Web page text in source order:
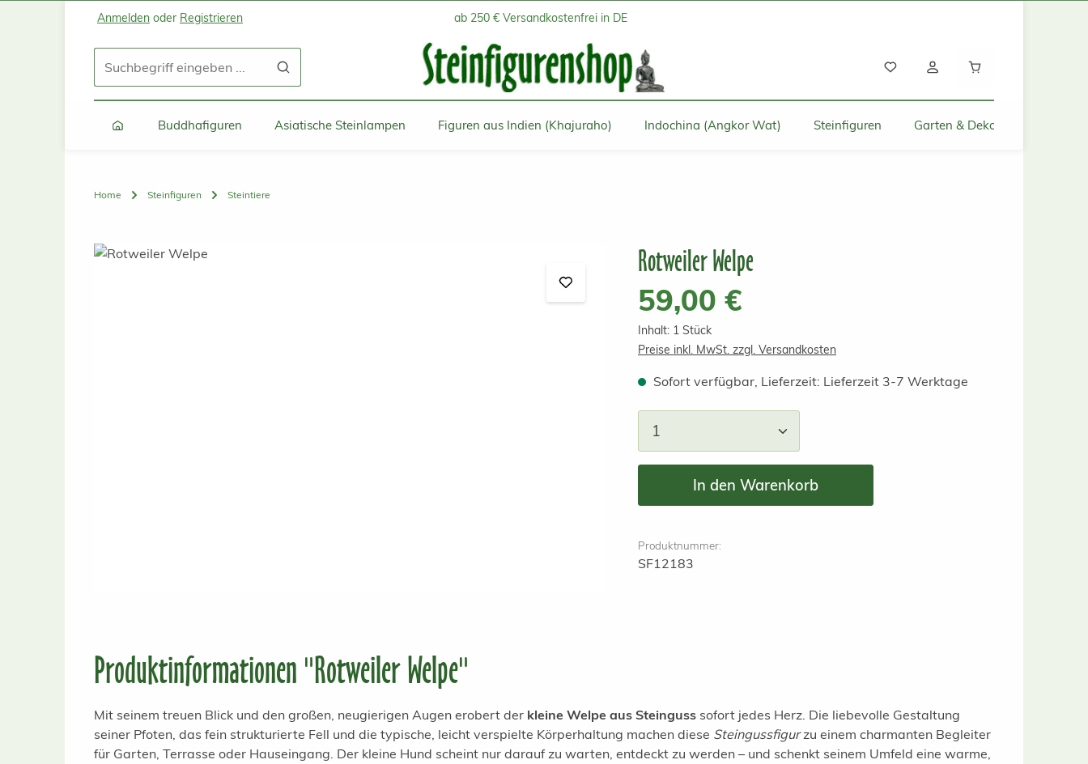
Zum Hauptinhalt springen
Zur Suche springen
Zur Hauptnavigation springen
Anmelden oder Registrieren ab 250 € Versandkostenfrei in DE
Buddhafiguren Asiatische Steinlampen Figuren aus Indien (Khajuraho) Indochina (Angkor Wat) Steinfiguren Garten & Deko für Zuhause
Home Steinfiguren Steintiere
Bildergalerie überspringen Rotweiler Welpe
Regulärer Preis:
59,00 €
Inhalt: 1 Stück
Preise inkl. MwSt. zzgl. Versandkosten
Sofort verfügbar, Lieferzeit: Lieferzeit 3-7 Werktage
Produkt Anzahl: Gib den gewünschten Wert ein
In den Warenkorb
Produktnummer:
SF12183
Produktinformationen "Rotweiler Welpe"
Mit seinem treuen Blick und den großen, neugierigen Augen erobert der kleine Welpe aus Steinguss sofort jedes Herz. Die liebevolle Gestaltung
seiner Pfoten, das fein strukturierte Fell und die typische, leicht verspielte Körperhaltung machen diese Steingussfigurzu einem charmanten Begleiter
für Garten, Terrasse oder Hauseingang. Der kleine Hund scheint nur darauf zu warten, entdeckt zu werden – und schenkt seinem Umfeld eine warme,